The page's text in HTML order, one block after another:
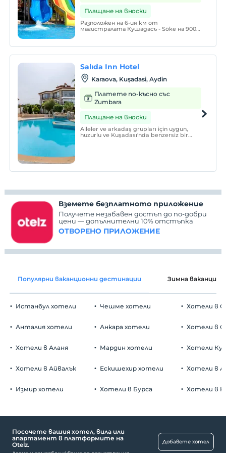
Плащане на вноски
Разположен на 6-ия км от
магистралата Кушадасъ - Söke на 9000
е на 700 метра от Лонг Бийч, най-
красивия плаж в нашия регион.
Salıda Inn Hotel
Karaova, Kuşadasi, Aydin
Платете по-късно със
Zumbara
Плащане на вноски
Aileler ve arkadaş grupları için uygun,
huzurlu ve Kuşadası'nda benzersiz bir
Вземете безплатното приложение
Получете незабавен достъп до по-добри
цени — допълнителни 10% отстъпка
ОТВОРЕНО ПРИЛОЖЕНИЕ
Популярни ваканционни дестинации Зимна ваканция
Истанбул хотели
Анталия хотели
Хотели в Аланя
Хотели в Айвалък
Измир хотели
Чешме хотели
Анкара хотели
Мардин хотели
Ескишехир хотели
Хотели в Бурса
Хотели в
Хотели в
Хотели
Хотели в
Хотели в
Посочете вашия хотел, вила или
апартамент в платформите на
Otelz.
Добавете хотел